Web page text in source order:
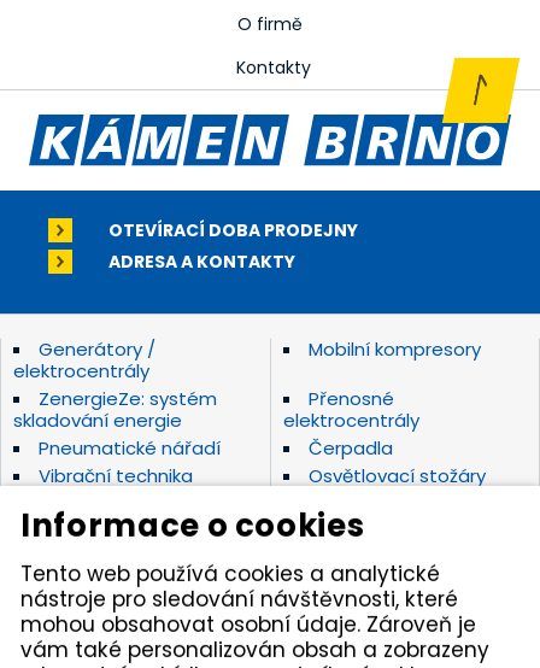
O firmě
Kontakty
OTEVÍRACÍ DOBA PRODEJNY
ADRESA A KONTAKTY
Generátory /
elektrocentrály
Mobilní kompresory
ZenergieZe: systém
skladování energie
Přenosné
elektrocentrály
Pneumatické nářadí
Čerpadla
Vibrační technika
Osvětlovací stožáry
Hydraulické nářadí
Motorová kladiva
Závěsná hydraulická
kladiva
Zahradní technika
Akumulátorové stroje
Značky
Informace o cookies
Tento web používá cookies a analytické
nástroje pro sledování návštěvnosti, které
mohou obsahovat osobní údaje. Zároveň je
vám také personalizován obsah a zobrazeny